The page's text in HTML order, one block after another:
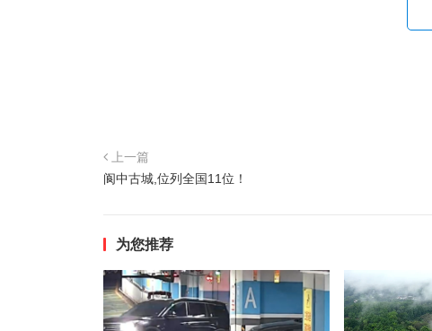
上一篇
阆中古城,位列全国11位！
为您推荐